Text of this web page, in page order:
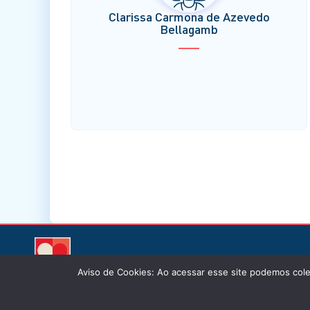
Clarissa Carmona de Azevedo
Bellagamb
©
Aviso de Cookies: Ao acessar esse site podemos